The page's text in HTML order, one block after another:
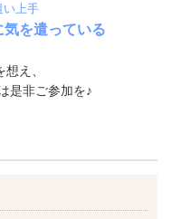
い上手
を遣っている
え、
是非ご参加を♪